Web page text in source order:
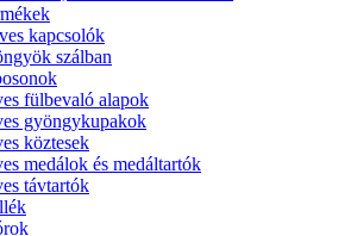
kapcsolók
szálban
fülbevaló alapok
gyöngykupakok
köztesek
medálok és medáltartók
távtartók